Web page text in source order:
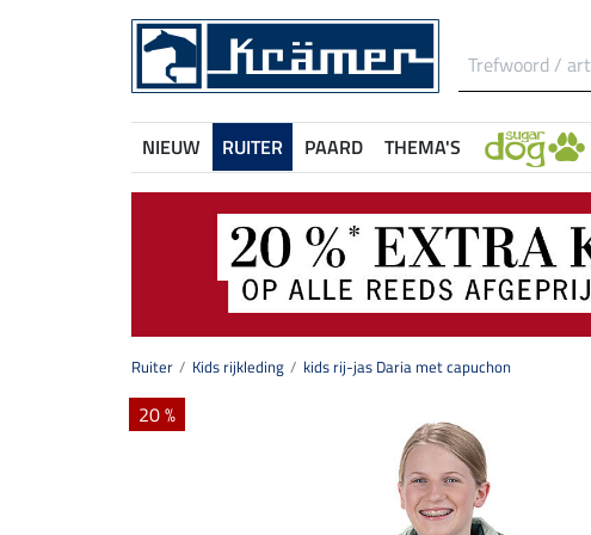
NIEUW RUITER PAARD THEMA'S
Ruiter Kids rijkleding kids rij-jas Daria met capuchon
20 %